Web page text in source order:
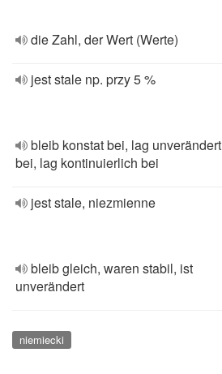
die Zahl, der Wert (Werte)
jest stale np. przy 5 %
bleib konstat bei, lag unverändert
bei, lag kontinuierlich bei
jest stale, niezmienne
bleib gleich, waren stabil, ist
unverändert
niemiecki